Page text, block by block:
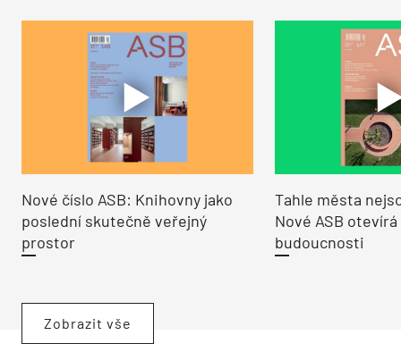
Nové číslo ASB: Knihovny jako
poslední skutečně veřejný
prostor
Tahle města
Nové ASB
budoucnosti
Zobrazit vše